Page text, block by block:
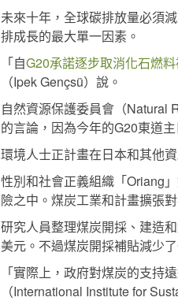
未來十年，全球碳排放量必須
排成長的最大單一因素。
「自G20承諾逐步取消化石燃
（Ipek Gençsü）說。
自然資源保護委員會（Natural
的言論，因為今年的G20東道
環境人士正計畫在日本和其他
性別和社會正義組織「Oriang
險之中。煤炭工業和計畫擴張
研究人員整理煤炭開採、建造
美元。不過煤炭開採補貼減少
「實際上，政府對煤炭的支持
（International Institute for